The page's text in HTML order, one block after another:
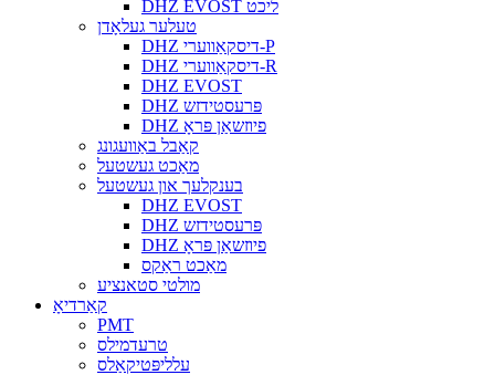
DHZ EVOST ליכט
טעלער געלאָדן
DHZ דיסקאַווערי-P
DHZ דיסקאַווערי-R
DHZ EVOST
DHZ פּרעסטידזש
DHZ פיוזשאַן פּראָ
קאַבל באַוועגונג
מאַכט געשטעל
בענקלעך און געשטעל
DHZ EVOST
DHZ פּרעסטידזש
DHZ פיוזשאַן פּראָ
מאַכט ראַקס
מולטי סטאנציע
קאַרדיאָ
PMT
טרעדמילס
עלליפּטיקאַלס